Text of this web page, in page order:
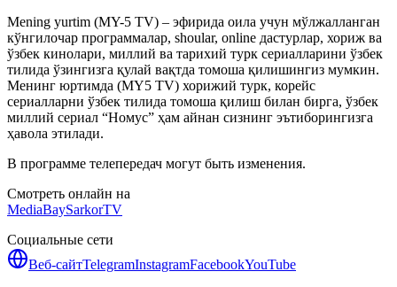
Mening yurtim (MY-5 TV) – эфирида оила учун мўлжалланган
кўнгилочар программалар, shoular, online дастурлар, хориж ва
ўзбек кинолари, миллий ва тарихий турк сериалларини ўзбек
тилида ўзингизга қулай вақтда томоша қилишингиз мумкин.
Менинг юртимда (MY5 TV) хорижий турк, корейс
сериалларни ўзбек тилида томоша қилиш билан бирга, ўзбек
миллий сериал “Номус” ҳам айнан сизнинг эътиборингизга
ҳавола этилади.
В программе телепередач могут быть изменения.
Смотреть онлайн на
MediaBaySarkorTV
Социальные сети
Веб-сайтTelegramInstagramFacebookYouTube